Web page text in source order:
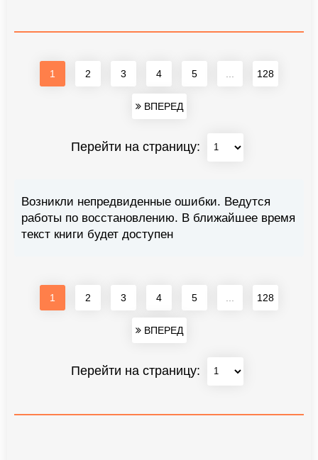
1 2 3 4 5 128
ВПЕРЕД
Перейти на страницу:
Возникли непредвиденные ошибки. Ведутся
работы по восстановлению. В ближайшее время
текст книги будет доступен
1 2 3 4 5 128
ВПЕРЕД
Перейти на страницу: